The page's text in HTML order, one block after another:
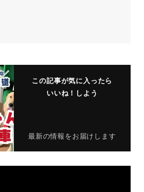
この記事が気に入ったら
いいね！しよう
最新の情報をお届けします